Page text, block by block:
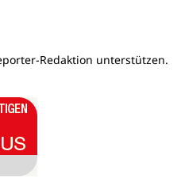
Redaktion unterstützen.